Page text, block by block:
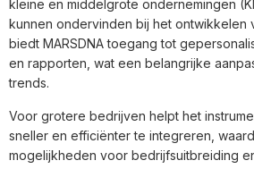
kleine en middelgrote ondernemingen
kunnen ondervinden bij het ontwikkelen
biedt MARSDNA toegang tot
en rapporten, wat een belangrijke
trends.
Voor grotere bedrijven helpt het
sneller en efficiënter te integreren,
mogelijkheden voor bedrijfsuitbreiding